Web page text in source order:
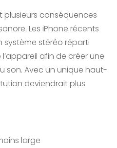
conséquences
Les iPhone récents
système stéréo réparti
afin de créer une
son. Avec un unique haut-
deviendrait plus
large